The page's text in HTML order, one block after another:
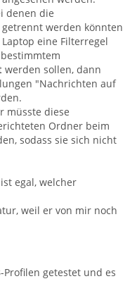
denen die
werden könnten
eine Filterregel
werden sollen, dann
"Nachrichten auf
müsste diese
Ordner beim
sodass sie sich nicht
egal, welcher
weil er von mir noch
getestet und es